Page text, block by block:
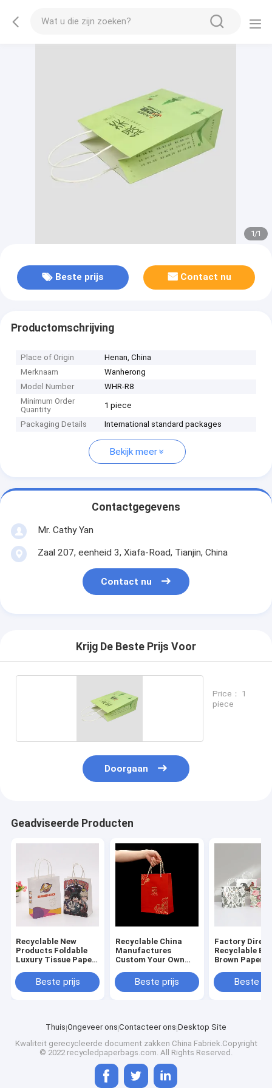
1/1
Beste prijs Contact nu
Productomschrijving
Place of Origin
Henan, China
Merknaam
Wanherong
Model Number
WHR-R8
Minimum Order
Quantity
1 piece
Packaging Details International standard packages
Bekijk meer
Contactgegevens
Mr. Cathy Yan
Zaal 207, eenheid 3, Xiafa-Road, Tianjin, China
Contact nu
Krijg De Beste Prijs Voor
Price： 1
piece
Doorgaan
Geadviseerde Producten
Recyclable New
Products Foldable
Luxury Tissue Paper
HandleBeste prijs
Recyclable China
Manufactures
Custom Your Own
Paper Gift Bags With
Handle
Beste prijs
Factory Direct
Recyclable
Brown Paper
Tea Coffee
Craft With
Beste
Thuis Ongeveer ons Contacteer ons Desktop Site
Kwaliteit gerecycleerde document zakken China Fabriek.Copyright
© 2022 recycledpaperbags.com. All Rights Reserved.